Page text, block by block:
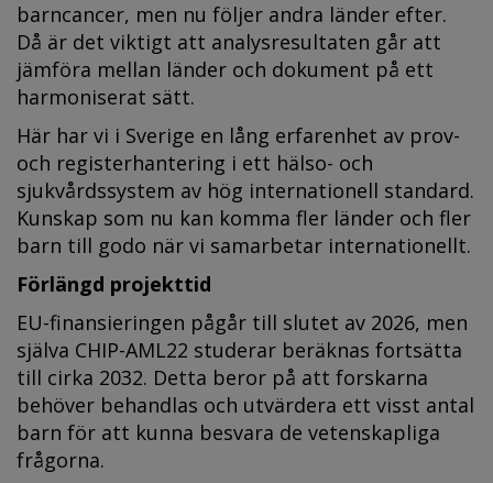
barncancer, men nu följer andra länder efter.
Då är det viktigt att analysresultaten går att
jämföra mellan länder och dokument på ett
harmoniserat sätt.
Här har vi i Sverige en lång erfarenhet av prov-
och registerhantering i ett hälso- och
sjukvårdssystem av hög internationell standard.
Kunskap som nu kan komma fler länder och fler
barn till godo när vi samarbetar internationellt.
Förlängd projekttid
EU-finansieringen pågår till slutet av 2026, men
själva CHIP-AML22 studerar beräknas fortsätta
till cirka 2032. Detta beror på att forskarna
behöver behandlas och utvärdera ett visst antal
barn för att kunna besvara de vetenskapliga
frågorna.